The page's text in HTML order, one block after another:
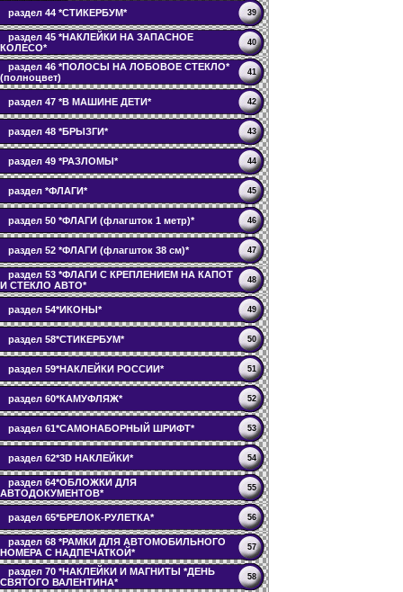
раздел 44 *СТИКЕРБУМ* 39
раздел 45 *НАКЛЕЙКИ НА ЗАПАСНОЕ
КОЛЕСО*
40
раздел 46 *ПОЛОСЫ НА ЛОБОВОЕ СТЕКЛО*
(полноцвет)
41
раздел 47 *В МАШИНЕ ДЕТИ* 42
раздел 48 *БРЫЗГИ* 43
раздел 49 *РАЗЛОМЫ* 44
раздел *ФЛАГИ* 45
раздел 50 *ФЛАГИ (флагшток 1 метр)* 46
раздел 52 *ФЛАГИ (флагшток 38 см)* 47
раздел 53 *ФЛАГИ С КРЕПЛЕНИЕМ НА КАПОТ
И СТЕКЛО АВТО*
48
раздел 54*ИКОНЫ* 49
раздел 58*СТИКЕРБУМ* 50
раздел 59*НАКЛЕЙКИ РОССИИ* 51
раздел 60*КАМУФЛЯЖ* 52
раздел 61*САМОНАБОРНЫЙ ШРИФТ* 53
раздел 62*3D НАКЛЕЙКИ* 54
раздел 64*ОБЛОЖКИ ДЛЯ
АВТОДОКУМЕНТОВ*
55
раздел 65*БРЕЛОК-РУЛЕТКА* 56
раздел 68 *РАМКИ ДЛЯ АВТОМОБИЛЬНОГО
НОМЕРА С НАДПЕЧАТКОЙ*
57
раздел 70 *НАКЛЕЙКИ И МАГНИТЫ *ДЕНЬ
СВЯТОГО ВАЛЕНТИНА*
58